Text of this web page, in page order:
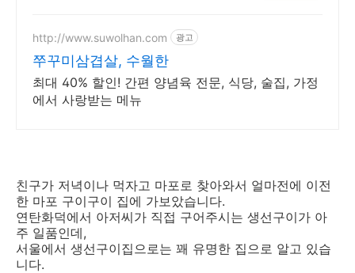
http://www.suwolhan.com 광고
쭈꾸미삼겹살, 수월한
최대 40% 할인! 간편 양념육 전문, 식당, 술집, 가정
에서 사랑받는 메뉴
친구가 저녁이나 먹자고 마포로 찾아와서 얼마전에 이전
한 마포 구이구이 집에 가보았습니다.
연탄화덕에서 아저씨가 직접 구어주시는 생선구이가 아
주 일품인데,
서울에서 생선구이집으로는 꽤 유명한 집으로 알고 있습
니다.